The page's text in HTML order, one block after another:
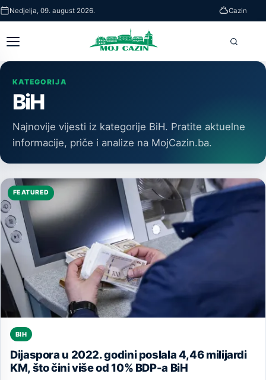
Skip
to
main
Nedjelja, 09. august 2026. Cazin
Otvori
glavni
meni
KATEGORIJA
BiH
Najnovije vijesti iz kategorije BiH. Pratite aktuelne
informacije, priče i analize na MojCazin.ba.
FEATURED
BIH
Dijaspora u 2022. godini poslala 4,46 milijardi
KM, što čini više od 10% BDP-a BiH